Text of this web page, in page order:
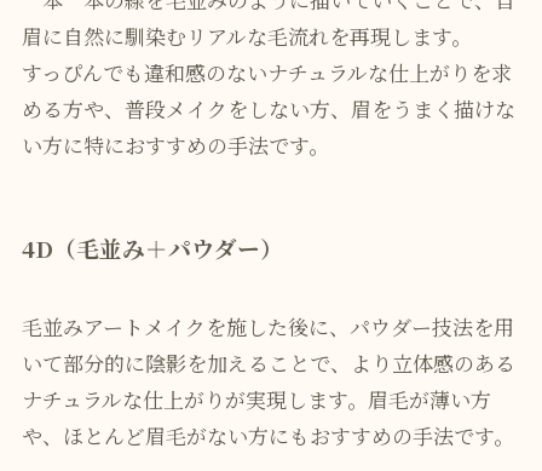
眉に自然に馴染むリアルな毛流れを再現します。
すっぴんでも違和感のないナチュラルな仕上がりを求
める方や、普段メイクをしない方、眉をうまく描けな
い方に特におすすめの手法です。
4D（毛並み＋パウダー）
毛並みアートメイクを施した後に、パウダー技法を用
いて部分的に陰影を加えることで、より立体感のある
ナチュラルな仕上がりが実現します。眉毛が薄い方
や、ほとんど眉毛がない方にもおすすめの手法です。